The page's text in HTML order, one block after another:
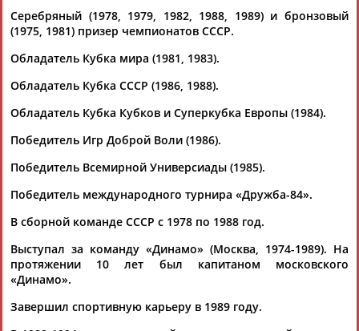
Каримжан
АБДРАХМАНОВ
Аделя
Андрей
Герман
Серебряный (1978, 1979, 1982, 1988, 1989) и бронзовый
(1975, 1981) призер чемпионатов СССР.
Обладатель Кубка мира (1981, 1983).
Обладатель Кубка СССР (1986, 1988).
Обладатель Кубка Кубков и Суперкубка Европы (1984).
Победитель Игр Доброй Воли (1986).
Победитель Всемирной Универсиады (1985).
Победитель международного турнира «Дружба-84».
В сборной команде СССР с 1978 по 1988 год.
Выступал за команду «Динамо» (Москва, 1974-1989). На
протяжении 10 лет был капитаном московского
«Динамо».
Завершил спортивную карьеру в 1989 году.